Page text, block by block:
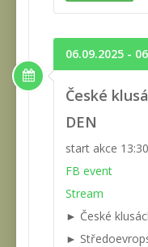
06.09.2025 -
České
DEN
start akce 13:30
FB event
Stream
► České
►